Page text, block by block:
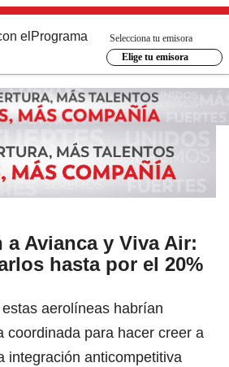
el Programa
Selecciona tu emisora
Elige tu emisora
Avianca y Viva Air:
hasta por el 20%
aerolíneas habrían
coordinada para hacer creer a
integración anticompetitiva